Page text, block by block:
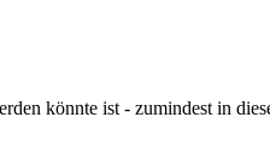
könnte ist - zumindest in